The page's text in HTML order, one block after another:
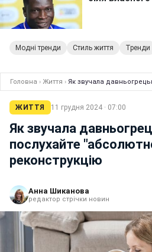
Модні тренди Стиль життя Тренди
Головна › Життя › Як звучала
ЖИТТЯ 11 грудня 2024 · 07:00
Як звучала
послухайте
реконструкцію
Анна Шиканова
редактор стрічки новин